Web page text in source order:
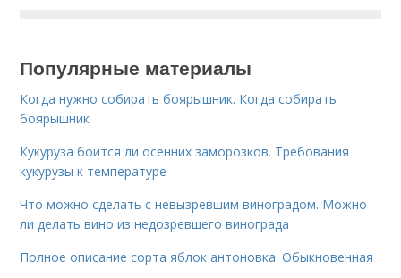
Популярные материалы
Когда нужно собирать боярышник. Когда собирать
боярышник
Кукуруза боится ли осенних заморозков. Требования
кукурузы к температуре
Что можно сделать с невызревшим виноградом. Можно
ли делать вино из недозревшего винограда
Полное описание сорта яблок антоновка. Обыкновенная